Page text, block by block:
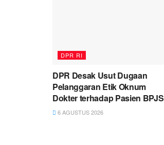
DPR RI
DPR Desak Usut Dugaan
Pelanggaran Etik Oknum
Dokter terhadap Pasien BPJS
6 AGUSTUS 2026